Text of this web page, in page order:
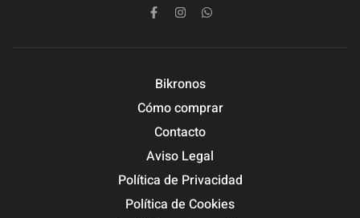
Bikronos
Cómo comprar
Contacto
Aviso Legal
Política de Privacidad
Política de Cookies